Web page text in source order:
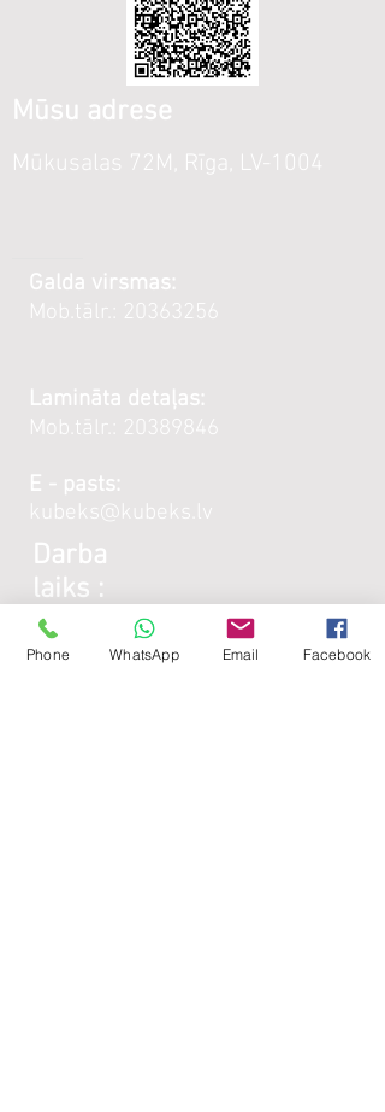
Mūsu adrese
Mūkusalas 72M, Rīga, LV-1004
Galda virsmas:
Mob.tālr.: 20363256
Lamināta detaļas:
Mob.tālr.: 20389846
E - pasts:
kubeks@kubeks.lv
Darba
laiks :
Galda virsmas:
Phone WhatsApp Email Facebook